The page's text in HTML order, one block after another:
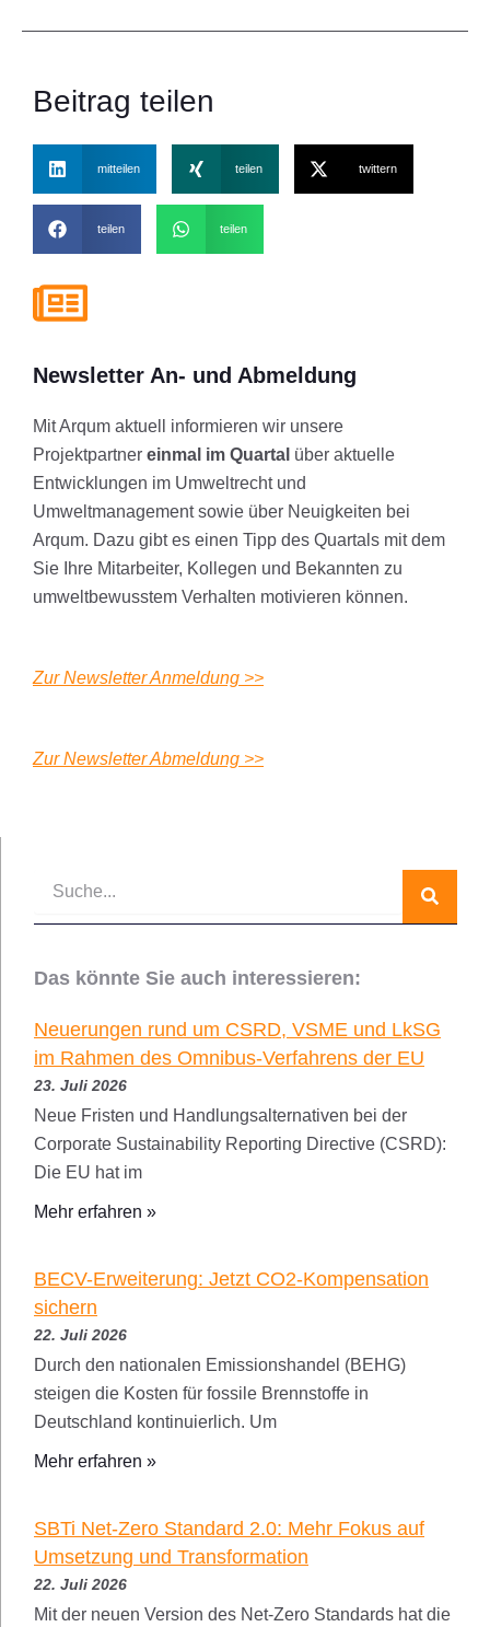
Beitrag teilen
mitteilen teilen twittern
teilen teilen
Newsletter An- und Abmeldung
Mit Arqum aktuell informieren wir unsere
Projektpartner einmal im Quartal über aktuelle
Entwicklungen im Umweltrecht und
Umweltmanagement sowie über Neuigkeiten bei
Arqum. Dazu gibt es einen Tipp des Quartals mit dem
Sie Ihre Mitarbeiter, Kollegen und Bekannten zu
umweltbewusstem Verhalten motivieren können.
Zur Newsletter Anmeldung >>
Zur Newsletter Abmeldung >>
Das könnte Sie auch interessieren:
Neuerungen rund um CSRD, VSME und LkSG
im Rahmen des Omnibus-Verfahrens der EU
23. Juli 2026
Neue Fristen und Handlungsalternativen bei der
Corporate Sustainability Reporting Directive (CSRD):
Die EU hat im
Mehr erfahren »
BECV-Erweiterung: Jetzt CO2-Kompensation
sichern
22. Juli 2026
Durch den nationalen Emissionshandel (BEHG)
steigen die Kosten für fossile Brennstoffe in
Deutschland kontinuierlich. Um
Mehr erfahren »
SBTi Net-Zero Standard 2.0: Mehr Fokus auf
Umsetzung und Transformation
22. Juli 2026
Mit der neuen Version des Net-Zero Standards hat die